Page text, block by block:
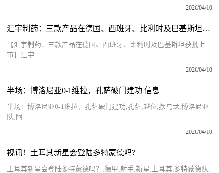
2026/04/10
汇宇制药：三款产品在德国、西班牙、比利时及巴基斯坦获批上市
【汇宇制药：三款产品在德国、西班牙、比利时及巴基斯坦获批上
市】汇宇
2026/04/10
半场：博洛尼亚0-1维拉，孔萨破门建功 信息
半场：博洛尼亚0-1维拉，孔萨破门建功,孔萨,越位,摆乌龙,博洛尼亚
队,阿
2026/04/10
视讯！土耳其新星会登陆多特蒙德吗？
土耳其新星会登陆多特蒙德吗？,德甲,射手,新星,土耳其,多特蒙德队,